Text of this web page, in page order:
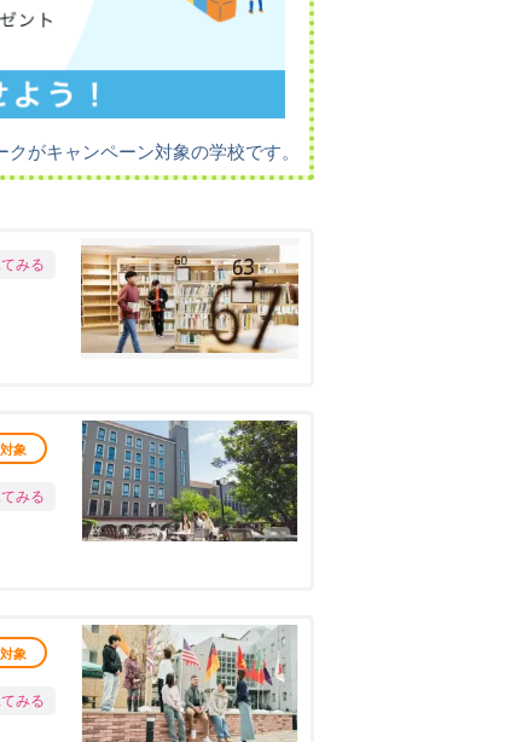
クがキャンペーン対象の学校です。
みる
象
みる
象
みる